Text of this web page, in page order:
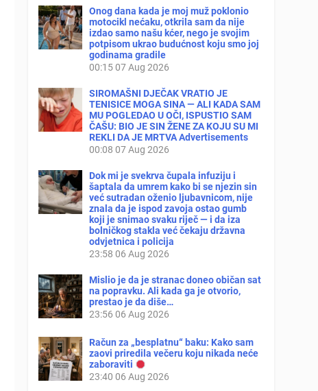
Onog dana kada je moj muž poklonio
motocikl nećaku, otkrila sam da nije
izdao samo našu kćer, nego je svojim
potpisom ukrao budućnost koju smo joj
godinama gradile
00:15 07 Aug 2026
SIROMAŠNI DJEČAK VRATIO JE
TENISICE MOGA SINA — ALI KADA SAM
MU POGLEDAO U OČI, ISPUSTIO SAM
ČAŠU: BIO JE SIN ŽENE ZA KOJU SU MI
REKLI DA JE MRTVA Advertisements
00:08 07 Aug 2026
Dok mi je svekrva čupala infuziju i
šaptala da umrem kako bi se njezin sin
već sutradan oženio ljubavnicom, nije
znala da je ispod zavoja ostao gumb
koji je snimao svaku riječ — i da iza
bolničkog stakla već čekaju državna
odvjetnica i policija
23:58 06 Aug 2026
Mislio je da je stranac doneo običan sat
na popravku. Ali kada ga je otvorio,
prestao je da diše…
23:56 06 Aug 2026
Račun za „besplatnu“ baku: Kako sam
zaovi priredila večeru koju nikada neće
zaboraviti
23:40 06 Aug 2026